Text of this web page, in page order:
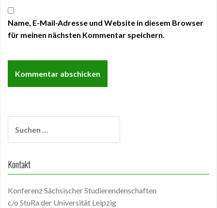
Name, E-Mail-Adresse und Website in diesem Browser
für meinen nächsten Kommentar speichern.
nach:
Kontakt
Konferenz Sächsischer Studierendenschaften
c/o StuRa der Universität Leipzig